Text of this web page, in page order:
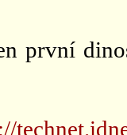
první